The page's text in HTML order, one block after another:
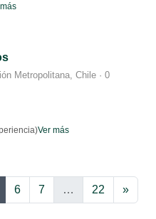
Metropolitana, Chile · 0
Ver más
6 7 … 22 »